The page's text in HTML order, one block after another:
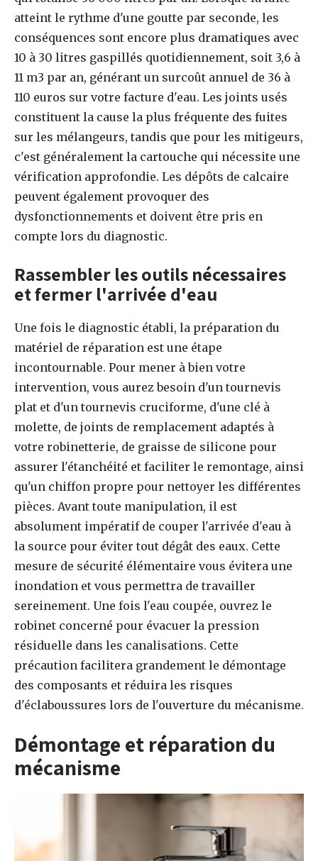
atteint le rythme d'une goutte par seconde, les
conséquences sont encore plus dramatiques avec
10 à 30 litres gaspillés quotidiennement, soit 3,6 à
11 m3 par an, générant un surcoût annuel de 36 à
110 euros sur votre facture d'eau. Les joints usés
constituent la cause la plus fréquente des fuites
sur les mélangeurs, tandis que pour les mitigeurs,
c'est généralement la cartouche qui nécessite une
vérification approfondie. Les dépôts de calcaire
peuvent également provoquer des
dysfonctionnements et doivent être pris en
compte lors du diagnostic.
Rassembler les outils nécessaires
et fermer l'arrivée d'eau
Une fois le diagnostic établi, la préparation du
matériel de réparation est une étape
incontournable. Pour mener à bien votre
intervention, vous aurez besoin d'un tournevis
plat et d'un tournevis cruciforme, d'une clé à
molette, de joints de remplacement adaptés à
votre robinetterie, de graisse de silicone pour
assurer l'étanchéité et faciliter le remontage, ainsi
qu'un chiffon propre pour nettoyer les différentes
pièces. Avant toute manipulation, il est
absolument impératif de couper l'arrivée d'eau à
la source pour éviter tout dégât des eaux. Cette
mesure de sécurité élémentaire vous évitera une
inondation et vous permettra de travailler
sereinement. Une fois l'eau coupée, ouvrez le
robinet concerné pour évacuer la pression
résiduelle dans les canalisations. Cette
précaution facilitera grandement le démontage
des composants et réduira les risques
d'éclaboussures lors de l'ouverture du mécanisme.
Démontage et réparation du
mécanisme